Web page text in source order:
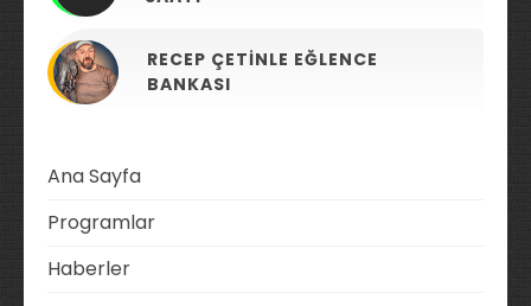
RECEP ÇETINLE EĞLENCE
BANKASI
Ana Sayfa
Programlar
Haberler